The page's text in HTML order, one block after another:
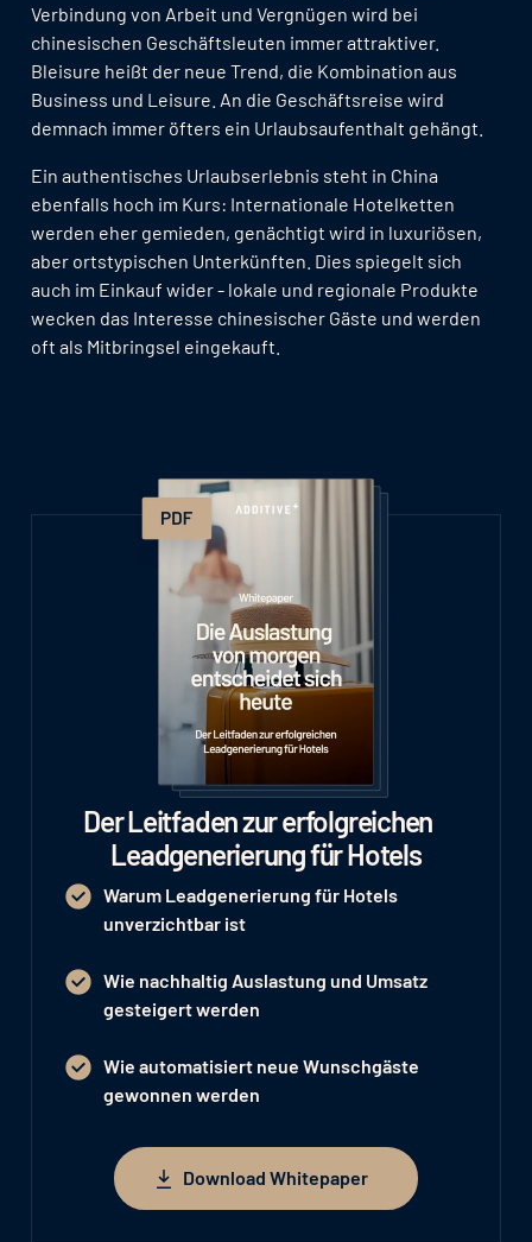
Verbindung von Arbeit und Vergnügen wird bei
chinesischen Geschäftsleuten immer attraktiver.
Bleisure heißt der neue Trend, die Kombination aus
Business und Leisure. An die Geschäftsreise wird
demnach immer öfters ein Urlaubsaufenthalt gehängt.
Ein authentisches Urlaubserlebnis steht in China
ebenfalls hoch im Kurs: Internationale Hotelketten
werden eher gemieden, genächtigt wird in luxuriösen,
aber ortstypischen Unterkünften. Dies spiegelt sich
auch im Einkauf wider - lokale und regionale Produkte
wecken das Interesse chinesischer Gäste und werden
oft als Mitbringsel eingekauft.
Der Leitfaden zur erfolgreichen
Leadgenerierung für Hotels
Warum Leadgenerierung für Hotels
unverzichtbar ist
Wie nachhaltig Auslastung und Umsatz
gesteigert werden
Wie automatisiert neue Wunschgäste
gewonnen werden
Download Whitepaper
Download Whitepaper